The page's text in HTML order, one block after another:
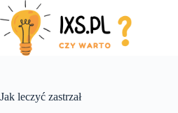
Skip
to
content
Jak leczyć zastrzał